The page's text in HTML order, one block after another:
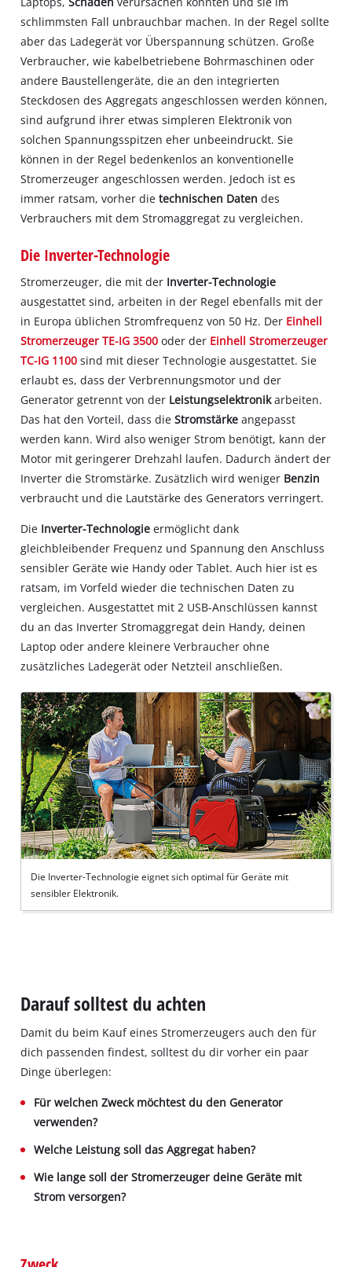
schlimmsten Fall unbrauchbar machen. In der Regel sollte
aber das Ladegerät vor Überspannung schützen. Große
Verbraucher, wie kabelbetriebene Bohrmaschinen oder
andere Baustellengeräte, die an den integrierten
Steckdosen des Aggregats angeschlossen werden können,
sind aufgrund ihrer etwas simpleren Elektronik von
solchen Spannungsspitzen eher unbeeindruckt. Sie
können in der Regel bedenkenlos an konventionelle
Stromerzeuger angeschlossen werden. Jedoch ist es
immer ratsam, vorher dietechnischen Datendes
Verbrauchers mit dem Stromaggregat zu vergleichen.
Die Inverter-Technologie
Stromerzeuger, die mit der Inverter-Technologie
ausgestattet sind, arbeiten in der Regel ebenfalls mit der
in Europa üblichen Stromfrequenz von 50 Hz. Der Einhell
Stromerzeuger TE-IG 3500 oder der Einhell Stromerzeuger
TC-IG 1100 sind mit dieser Technologie ausgestattet. Sie
erlaubt es, dass der Verbrennungsmotor und der
Generator getrennt von der Leistungselektronikarbeiten.
Das hat den Vorteil, dass dieStromstärkeangepasst
werden kann. Wird also weniger Strom benötigt, kann der
Motor mit geringerer Drehzahl laufen. Dadurch ändert der
Inverter die Stromstärke. Zusätzlich wird weniger Benzin
verbraucht und die Lautstärke des Generators verringert.
Die Inverter-Technologie ermöglicht dank
gleichbleibender Frequenz und Spannung den Anschluss
sensibler Geräte wie Handy oder Tablet. Auch hier ist es
ratsam, im Vorfeld wieder die technischen Daten zu
vergleichen. Ausgestattet mit 2 USB-Anschlüssen kannst
du an das Inverter Stromaggregat dein Handy, deinen
Laptop oder andere kleinere Verbraucher ohne
zusätzliches Ladegerät oder Netzteil anschließen.
Die Inverter-Technologie eignet sich optimal für Geräte mit
sensibler Elektronik.
Darauf solltest du achten
Damit du beim Kauf eines Stromerzeugers auch den für
dich passenden findest, solltest du dir vorher ein paar
Dinge überlegen:
Für welchen Zweck möchtest du den Generator
verwenden?
Welche Leistung soll das Aggregat haben?
Wie lange soll der Stromerzeuger deine Geräte mit
Strom versorgen?